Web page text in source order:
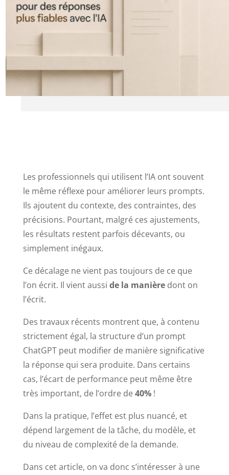
Les professionnels qui utilisent l’IA ont souvent
le même réflexe pour améliorer leurs prompts.
Ils ajoutent du contexte, des contraintes, des
précisions. Pourtant, malgré ces ajustements,
les résultats restent parfois décevants, ou
simplement inégaux.
Ce décalage ne vient pas toujours de ce que
l’on écrit. Il vient aussi de la manièredont on
l’écrit.
Des travaux récents montrent que, à contenu
strictement égal, la structure d’un prompt
ChatGPT peut modifier de manière significative
la réponse qui sera produite. Dans certains
cas, l’écart de performance peut même être
très important, de l’ordre de40%!
Dans la pratique, l’effet est plus nuancé, et
dépend largement de la tâche, du modèle, et
du niveau de complexité de la demande.
Dans cet article, on va donc s’intéresser à une